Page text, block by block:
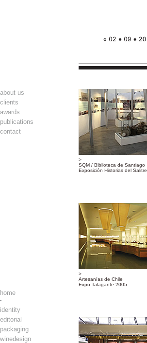
about us
clients
awards
publications
contact
home
identity
editorial
packaging
winedesign
SQM / Biblioteca de Santiago
Exposición Historias del Salitre
Artesanías de Chile
Expo Talagante 2005